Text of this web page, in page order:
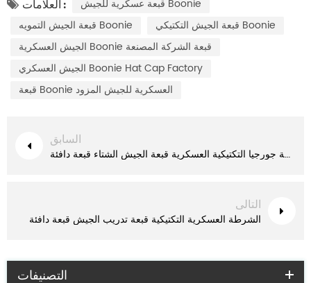
العلامات :
قبعة عسكرية للجيش Boonie
قبعة الجيش التمويه Boonie
قبعة الجيش التكتيكي Boonie
الجيش العسكرية Boonie قبعة الشركة المصنعة
الجيش العسكري Boonie Hat Cap Factory
قبعة Boonie العسكرية للجيش المزود
السابق
شرطة جورجيا التكتيكية العسكرية قبعة الجيش الشتاء قبعة دافئة
التالى
الشرطة العسكرية التكتيكية قبعة تدريب الجيش قبعة دافئة
التصنيفات